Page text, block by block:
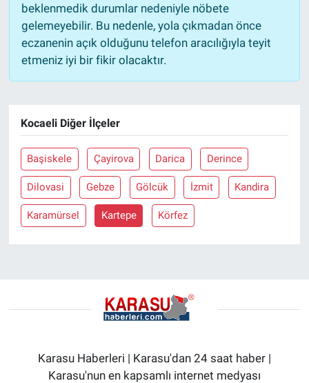
beklenmedik durumlar nedeniyle nöbete
gelemeyebilir. Bu nedenle, yola çıkmadan önce
eczanenin açık olduğunu telefon aracılığıyla teyit
etmeniz iyi bir fikir olacaktır.
Kocaeli Diğer İlçeler
Başiskele Çayirova Darica Derince
Dilovasi Gebze Gölcük İzmit Kandira
Karamürsel Kartepe Körfez
Karasu Haberleri | Karasu'dan 24 saat haber |
Karasu'nun en kapsamlı internet medyası